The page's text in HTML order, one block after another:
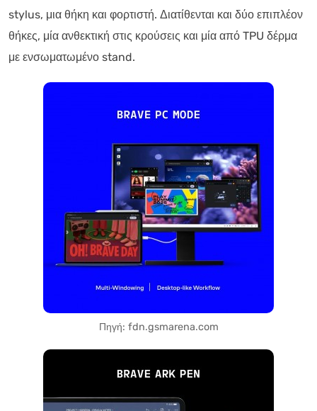
stylus, μια θήκη και φορτιστή. Διατίθενται και δύο επιπλέον
θήκες, μία ανθεκτική στις κρούσεις και μία από TPU δέρμα
με ενσωματωμένο stand.
Πηγή: fdn.gsmarena.com